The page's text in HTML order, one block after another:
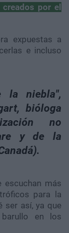
por el
expuestas a
e incluso
la niebla",
bióloga
no
y de la
escuchan más
para la
ser así, ya que
en los